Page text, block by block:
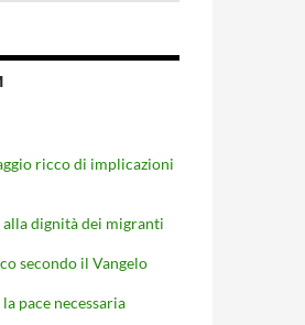
ricco di implicazioni
alla dignità dei migranti
secondo il Vangelo
pace necessaria